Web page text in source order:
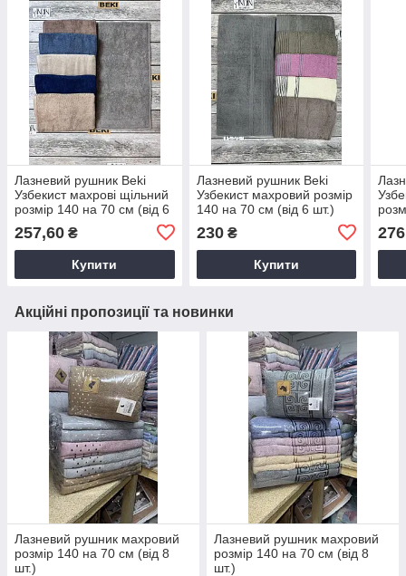
Лазневий рушник Beki
Узбекист махрові щільний
розмір 140 на 70 см (від 6
257,60 ₴
Купити
Лазневий рушник Beki
Узбекист махровий розмір
140 на 70 см (від 6 шт.)
230₴
Купити
276
Акційні пропозиції та новинки
Лазневий рушник махровий
розмір 140 на 70 см (від 8
шт.)
Лазневий рушник махровий
розмір 140 на 70 см (від 8
шт.)